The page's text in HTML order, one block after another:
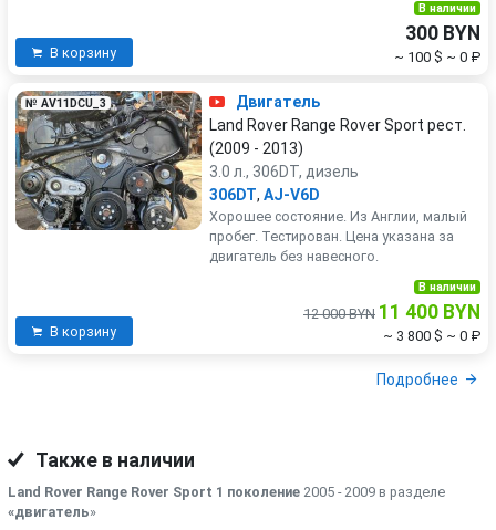
В корзину
В наличии
300 BYN
~ 100 $ ~ 0 ₽
№ AV11DCU_3
Двигатель
Land Rover Range Rover Sport рест.
(2009 - 2013)
3.0 л., 306DT, дизель
306DT, AJ-V6D
Хорошее состояние. Из Англии, малый
пробег. Тестирован. Цена указана за
двигатель без навесного.
В корзину
В наличии
12 000 BYN 11 400 BYN
~ 3 800 $ ~ 0 ₽
Подробнее
Также в наличии
Land Rover Range Rover Sport 1 поколение 2005 - 2009 в разделе
«двигатель»